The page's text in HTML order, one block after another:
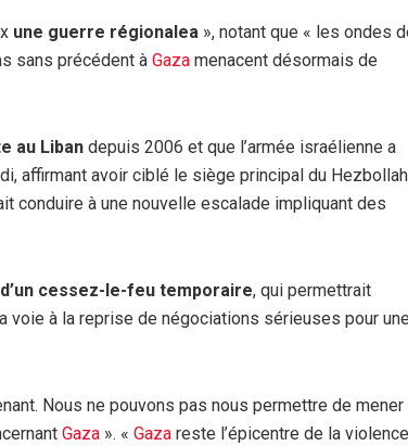
une guerre régionalea », notant que « les ondes
sans précédent à Gaza menacent désormais de
au Liban depuis 2006 et que l’armée israélienne a
affirmant avoir ciblé le siège principal du Hezbollah
conduire à une nouvelle escalade impliquant des
cessez-le-feu temporaire, qui permettrait
voie à la reprise de négociations sérieuses pour une
Nous ne pouvons pas nous permettre de mener
Gaza ». « Gaza reste l’épicentre de la